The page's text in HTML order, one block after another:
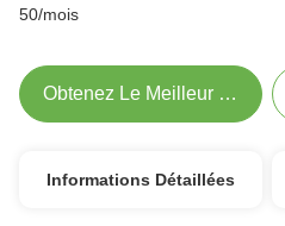
50/mois
Obtenez Le Meilleur Prix
Informations Détaillées